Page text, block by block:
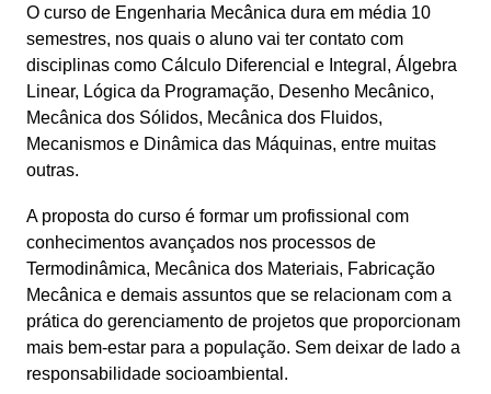
O curso de Engenharia Mecânica dura em média 10
semestres, nos quais o aluno vai ter contato com
disciplinas como Cálculo Diferencial e Integral, Álgebra
Linear, Lógica da Programação, Desenho Mecânico,
Mecânica dos Sólidos, Mecânica dos Fluidos,
Mecanismos e Dinâmica das Máquinas, entre muitas
outras.
A proposta do curso é formar um profissional com
conhecimentos avançados nos processos de
Termodinâmica, Mecânica dos Materiais, Fabricação
Mecânica e demais assuntos que se relacionam com a
prática do gerenciamento de projetos que proporcionam
mais bem-estar para a população. Sem deixar de lado a
responsabilidade socioambiental.